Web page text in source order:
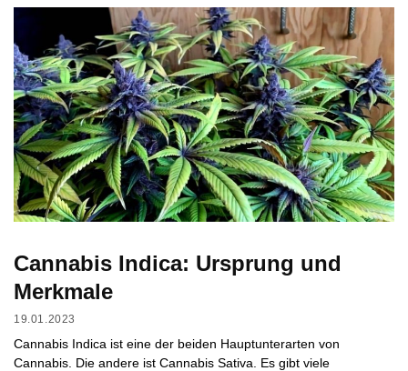
Cannabis Indica: Ursprung und
Merkmale
19.01.2023
Cannabis Indica ist eine der beiden Hauptunterarten von
Cannabis. Die andere ist Cannabis Sativa. Es gibt viele